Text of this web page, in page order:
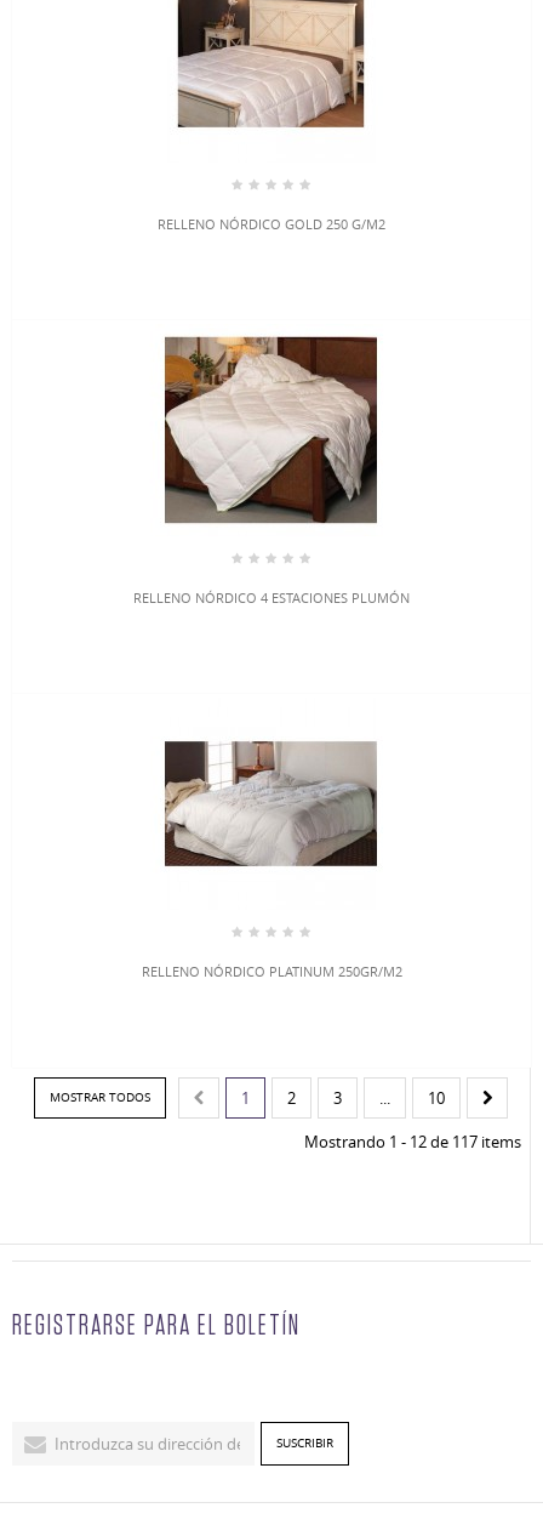
RELLENO NÓRDICO GOLD 250 G/M2
RELLENO NÓRDICO 4 ESTACIONES PLUMÓN
RELLENO NÓRDICO PLATINUM 250GR/M2
MOSTRAR TODOS 1 2 3 ...
10
Mostrando 1 - 12 de 117 items
REGISTRARSE PARA EL BOLETÍN